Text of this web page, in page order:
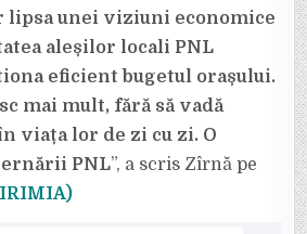
lipsa unei viziuni economice
aleșilor locali PNL
eficient bugetul orașului.
mai mult, fără să vadă
viața lor de zi cu zi. O
PNL”, a scris Zîrnă pe